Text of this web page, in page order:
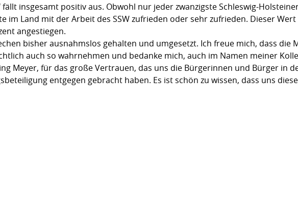
insgesamt positiv aus. Obwohl nur jeder zwanzigste Schleswig-
im Land mit der Arbeit des SSW zufrieden oder sehr zufrieden. Dieser
angestiegen.
bisher ausnahmslos gehalten und umgesetzt. Ich freue mich, dass die
auch so wahrnehmen und bedanke mich, auch im Namen meiner
Meyer, für das große Vertrauen, das uns die Bürgerinnen und Bürger in
entgegen gebracht haben. Es ist schön zu wissen, dass uns